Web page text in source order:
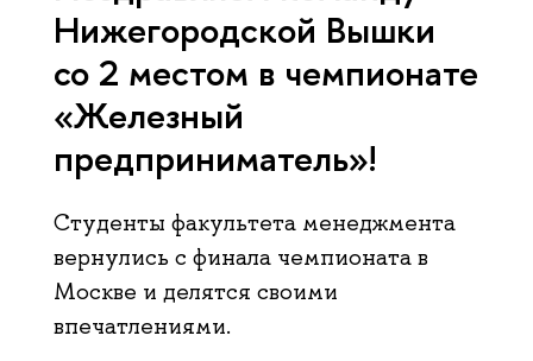
Нижегородской Вышки
со 2 местом в чемпионате
«Железный
предприниматель»!
Студенты факультета менеджмента
вернулись с финала чемпионата в
Москве и делятся своими
впечатлениями.